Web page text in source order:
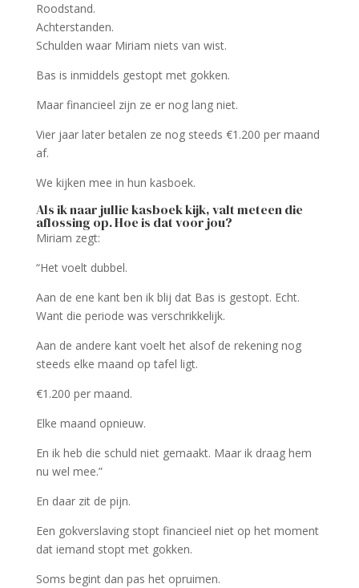
Roodstand.
Achterstanden.
Schulden waar Miriam niets van wist.
Bas is inmiddels gestopt met gokken.
Maar financieel zijn ze er nog lang niet.
Vier jaar later betalen ze nog steeds €1.200 per maand
af.
We kijken mee in hun kasboek.
Als ik naar jullie kasboek kijk, valt meteen die
aflossing op. Hoe is dat voor jou?
Miriam zegt:
“Het voelt dubbel.
Aan de ene kant ben ik blij dat Bas is gestopt. Echt.
Want die periode was verschrikkelijk.
Aan de andere kant voelt het alsof de rekening nog
steeds elke maand op tafel ligt.
€1.200 per maand.
Elke maand opnieuw.
En ik heb die schuld niet gemaakt. Maar ik draag hem
nu wel mee.”
En daar zit de pijn.
Een gokverslaving stopt financieel niet op het moment
dat iemand stopt met gokken.
Soms begint dan pas het opruimen.